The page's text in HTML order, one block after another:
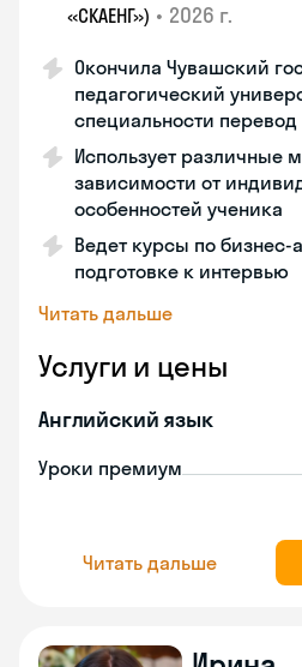
«СКАЕНГ») • 2026 г.
Окончила Чувашский
педагогический
специальности
Использует различные
зависимости от
особенностей ученика
Ведет курсы по бизнес-
подготовке к интервью
Читать дальше
Услуги и цены
Английский язык
Уроки премиум
Читать дальше